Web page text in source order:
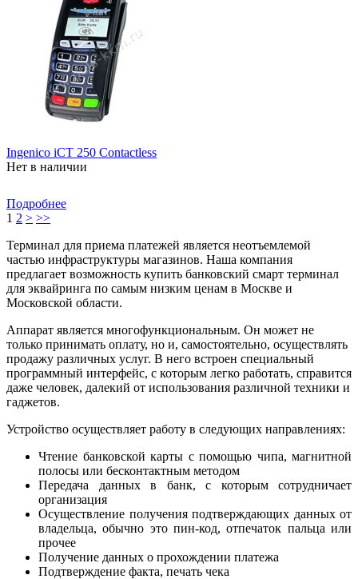
Ingenico iCT 250 Contactless
Нет в наличии
Подробнее
1 2 > >>
Терминал для приема платежей является неотъемлемой
частью инфраструктуры магазинов. Наша компания
предлагает возможность купить банковский смарт терминал
для эквайринга по самым низким ценам в Москве и
Московской области.
Аппарат является многофункциональным. Он может не
только принимать оплату, но и, самостоятельно, осуществлять
продажу различных услуг. В него встроен специальный
программный интерфейс, с которым легко работать, справится
даже человек, далекий от использования различной техники и
гаджетов.
Устройство осуществляет работу в следующих направлениях:
Чтение банковской карты с помощью чипа, магнитной
полосы или бесконтактным методом
Передача данных в банк, с которым сотрудничает
организация
Осуществление получения подтверждающих данных от
владельца, обычно это пин-код, отпечаток пальца или
прочее
Получение данных о прохождении платежа
Подтверждение факта, печать чека